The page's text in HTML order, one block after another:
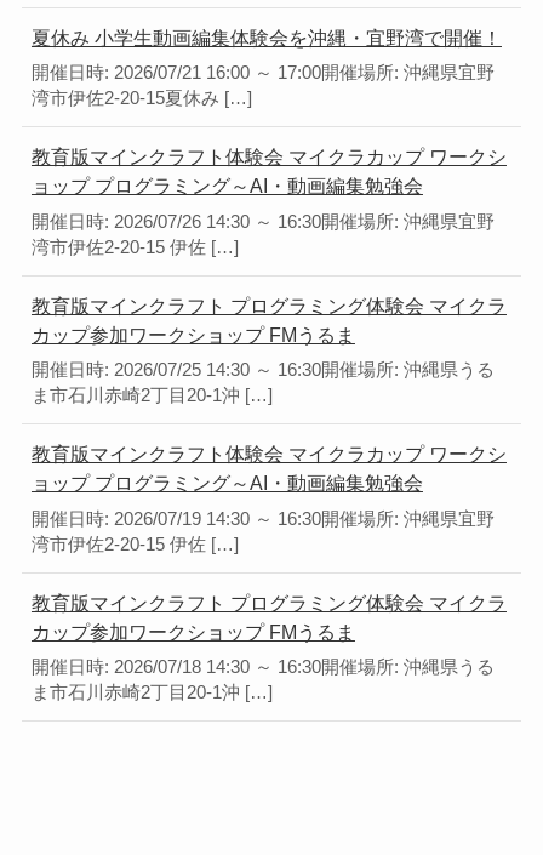
夏休み 小学生動画編集体験会を沖縄・宜野湾で開催！
開催日時: 2026/07/21 16:00 ～ 17:00開催場所: 沖縄県宜野
湾市伊佐2-20-15夏休み […]
教育版マインクラフト体験会 マイクラカップ ワークシ
ョップ プログラミング～AI・動画編集勉強会
開催日時: 2026/07/26 14:30 ～ 16:30開催場所: 沖縄県宜野
湾市伊佐2-20-15 伊佐 […]
教育版マインクラフト プログラミング体験会 マイクラ
カップ参加ワークショップ FMうるま
開催日時: 2026/07/25 14:30 ～ 16:30開催場所: 沖縄県うる
ま市石川赤崎2丁目20-1沖 […]
教育版マインクラフト体験会 マイクラカップ ワークシ
ョップ プログラミング～AI・動画編集勉強会
開催日時: 2026/07/19 14:30 ～ 16:30開催場所: 沖縄県宜野
湾市伊佐2-20-15 伊佐 […]
教育版マインクラフト プログラミング体験会 マイクラ
カップ参加ワークショップ FMうるま
開催日時: 2026/07/18 14:30 ～ 16:30開催場所: 沖縄県うる
ま市石川赤崎2丁目20-1沖 […]